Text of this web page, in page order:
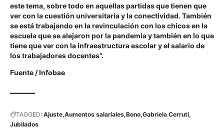
este tema, sobre todo en aquellas partidas que tienen que
ver con la cuestión universitaria y la conectividad. También
se está trabajando en la revinculación con los chicos en la
escuela que se alejaron por la pandemia y también en lo que
tiene que ver con la infraestructura escolar y el salario de
los trabajadores docentes”.
Fuente /Infobae
TAGGED: Ajuste Aumentos salariales Bono Gabriela Cerruti
Jubilados